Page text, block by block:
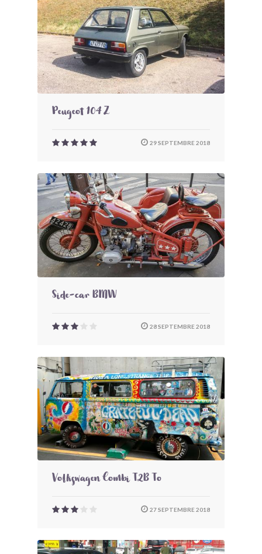
Peugeot 104 Z
29 SEPTEMBRE 2018
Side-car BMW
28 SEPTEMBRE 2018
Volkswagen Combi T2B To
27 SEPTEMBRE 2018